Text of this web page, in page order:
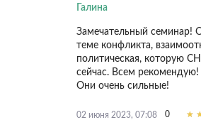
Галина
Замечательный семинар!
теме конфликта,
политическая, которую
сейчас. Всем
Они очень сильные!
02 июня 2023, 07:08 0